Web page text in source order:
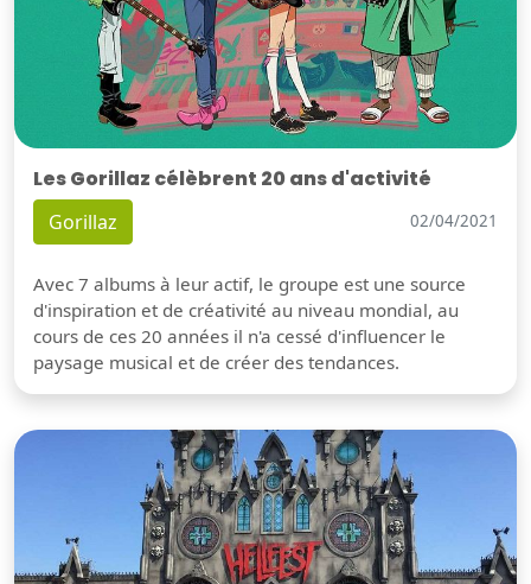
Les Gorillaz célèbrent 20 ans d'activité
Gorillaz 02/04/2021
Avec 7 albums à leur actif, le groupe est une source
d'inspiration et de créativité au niveau mondial, au
cours de ces 20 années il n'a cessé d'influencer le
paysage musical et de créer des tendances.